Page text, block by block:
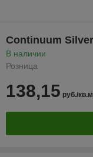
Continuum
В наличии
Розница
138,15 руб./кв.м